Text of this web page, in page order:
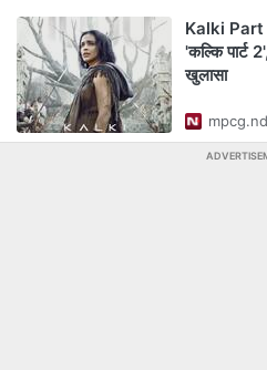
Kalki Part
'कल्कि पार्ट
खुलासा